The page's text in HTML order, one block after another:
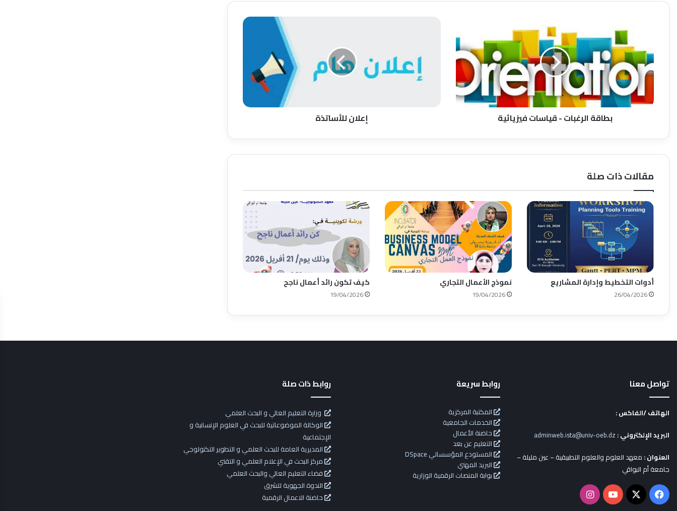
بطاقة الرغبات - قياسات فيزيائية إعلان للأساتذة
مقالات ذات صلة
أدوات التخطيط وإدارة المشاريع
26/04/2026
نموذج الأعمال التجاري
19/04/2026
كيف تكون رائد أعمال ناجح
19/04/2026
تواصل معنا
الهاتف /الفاكس :
البريد الإلكتروني : adminweb.ista@univ-oeb.dz
العنوان : معهد العلوم والعلوم التطبيقية – عين مليلة –
جامعة أم البواقي
فيسبوك
X يوتيوبانستقرام
روابط سريعة
المكتبة المركزية
الخدمات الجامعية
حاضنة الأعمال
التعليم عن بعد
المستودع المؤسساتي DSpace
البريد المهني
بوابة المنصات الرقمية الوزارية
روابط ذات صلة
وزارة التعليم العالي و البحث العلمي
الوكالة الموضوعاتية للبحث في العلوم الإنسانية و
الإجتماعية
المديرية العامة للبحث العلمي و التطوير التكنولوجي
مركز البحث في الإعلام العلمي و التقني
فضاء التعليم العالي والبحث العلمي
الندوة الجهوية للشرق
حاضنة الاعمال الرقمية